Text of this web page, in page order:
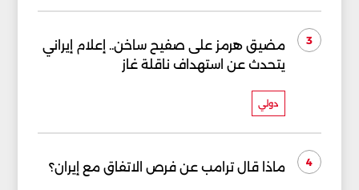
3
مضيق هرمز على صفيح ساخن.. إعلام إيراني
يتحدث عن استهداف ناقلة غاز
دولي
4 ماذا قال ترامب عن فرص الاتفاق مع إيران؟